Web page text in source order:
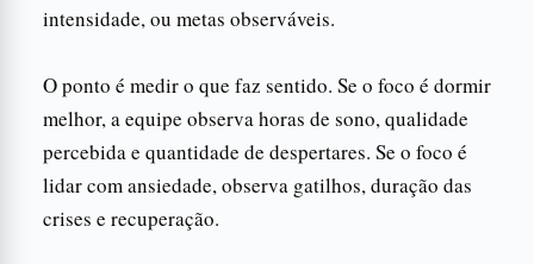
intensidade, ou metas observáveis.
O ponto é medir o que faz sentido. Se o foco é dormir
melhor, a equipe observa horas de sono, qualidade
percebida e quantidade de despertares. Se o foco é
lidar com ansiedade, observa gatilhos, duração das
crises e recuperação.